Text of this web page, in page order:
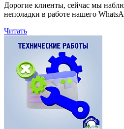
Дорогие клиенты, сейчас мы
неполадки в работе нашего
Читать